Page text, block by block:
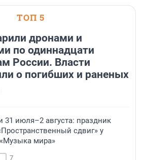
посетителям
ТОП 5
дронами и
по одиннадцати
России. Власти
о погибших и раненых
31 июля–2 августа: праздник
сдвиг» у
мира»
7